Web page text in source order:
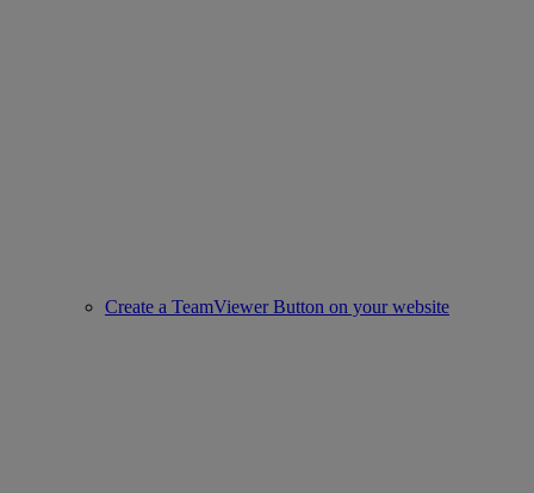
Create a TeamViewer Button on your website